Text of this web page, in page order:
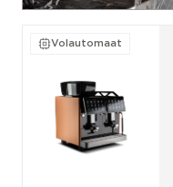
Volautomaat